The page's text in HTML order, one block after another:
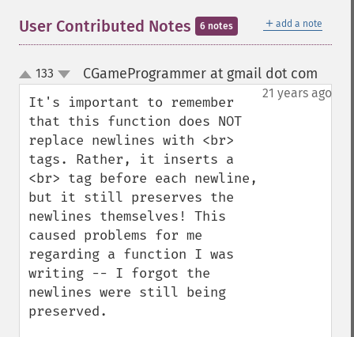
＋ add a note
User Contributed Notes 6 notes
up
down
133 CGameProgrammer at gmail dot com
21 years ago
It's important to remember
that this function does NOT
replace newlines with <br>
tags. Rather, it inserts a
<br> tag before each newline,
but it still preserves the
newlines themselves! This
caused problems for me
regarding a function I was
writing -- I forgot the
newlines were still being
preserved.